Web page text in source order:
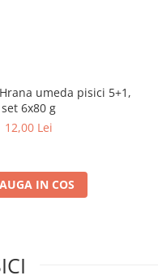
umeda pisici 5+1,
set 6x80 g
12,00 Lei
IN COS